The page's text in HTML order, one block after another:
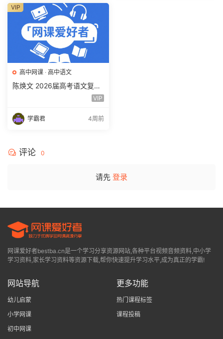
高中网课 · 高中语文
陈焕文 2026届高考语文复习
网课 高三语文 一二三轮视频
VIP
学霸君 4周前
VIP
评论 0
请先 登录
网课爱好者bestba.cn是一个学习分享资源网站,各种平台视频音频资料,中小学
学习资料,家长学习资料等资源下载,帮你快速提升学习水平,成为真正的学霸!
网站导航
幼儿启蒙
小学网课
初中网课
更多功能
热门课程标签
课程投稿